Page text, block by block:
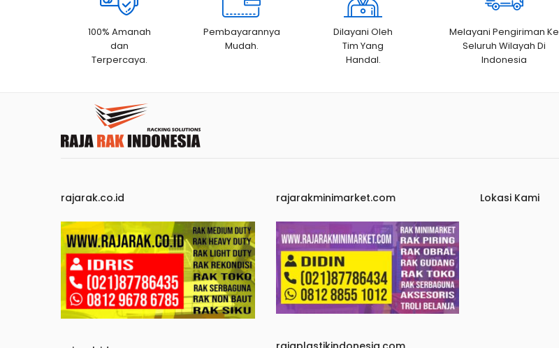
100% Amanah
dan
Terpercaya.
Pembayarannya
Mudah.
Dilayani Oleh
Tim Yang
Handal.
Melayani Pengiriman Ke
Seluruh Wilayah Di
Indonesia
rajarak.co.id rajarakminimarket.com Lokasi Kami